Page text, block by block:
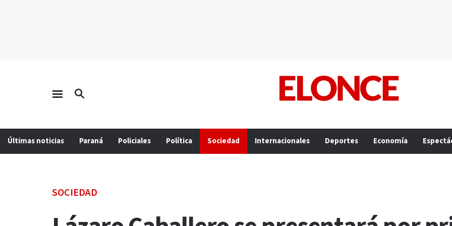
Últimas noticias Paraná Policiales Política Sociedad Internacionales Deportes Economía
SOCIEDAD